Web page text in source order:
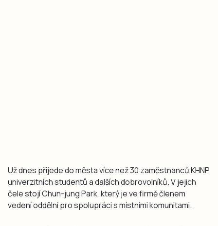
Už dnes přijede do města více než 30 zaměstnanců KHNP,
univerzitních studentů a dalších dobrovolníků. V jejich
čele stojí Chun-jung Park, který je ve firmě členem
vedení oddělní pro spolupráci s místními komunitami.